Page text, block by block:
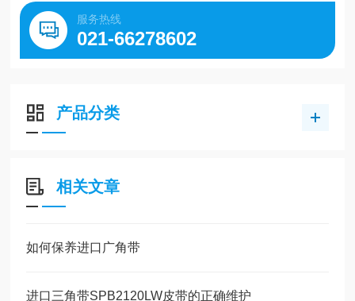
服务热线
021-66278602
产品分类
相关文章
如何保养进口广角带
进口三角带SPB2120LW皮带的正确维护